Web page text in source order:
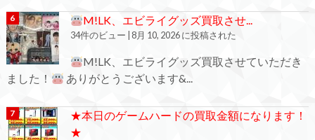
M!LK、エビライグッズ買取させ...
34件のビュー 8月 10, 2026 に投稿された
M!LK、エビライグッズ買取させていただき
ました！
ありがとうございます&...
★本日のゲームハードの買取金額になります！
★